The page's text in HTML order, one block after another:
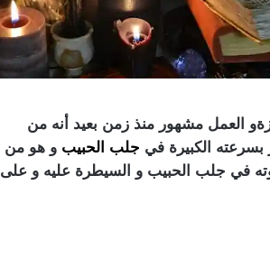
العمل مشهور منذ زمن بعيد أنه من
بسرعته الكبيرة في جلب الحبيب و هو من
قوته في جلب الحبيب و السيطرة عليه و على